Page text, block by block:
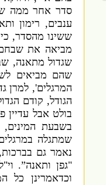
סדר אחר ממה
ענבים, רימון
ששינו מהסדר,
מביאה את
שגדול מתאנה,
שהם מביאים
המרגלים', למרן
הגודל, קודם
בולט אבל עדיין
בשבעת המינים,
שמתגלה
נאמר גם בברכות,
"גפן ותאנה”. וי"
וכדאמרינן כל